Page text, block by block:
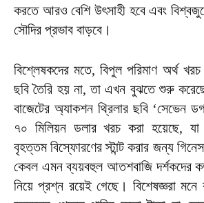
করতে আরও বেশি উৎসাহী হবে এবং
সৌদির প্রভাব বাড়বে।
বিশ্লেষকদের মতে, বিপুল পরিমাণ অর্থ
ছবি তৈরি হয় না, তা এখন বুঝতে শুরু
বাজেটের অ্যাকশন থ্রিলার ছবি ‘সেভেন
৭০ মিলিয়ন ডলার খরচ করা হয়েছে, যা
বৃহত্তম বিস্ফোরণের স্টান্ট করার জন্য
কেবল এমন ব্যয়বহুল আতশবাজি দর্শকদের
নিয়ে প্রশ্ন রয়েই গেছে। বিশেষজ্ঞরা মনে